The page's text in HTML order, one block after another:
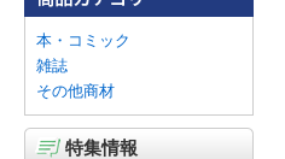
本・コミック
雑誌
その他商材
特集情報